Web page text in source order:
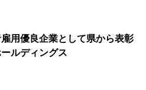
用優良企業として県から表彰
ールディングス